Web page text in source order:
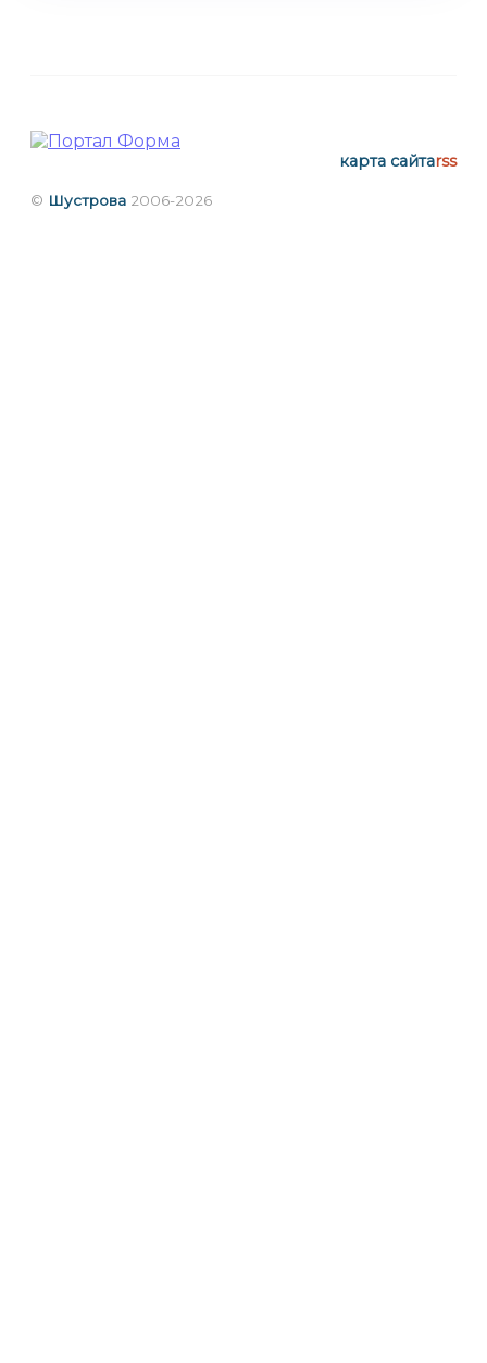
карта сайтаrss
© Шустрова 2006-2026